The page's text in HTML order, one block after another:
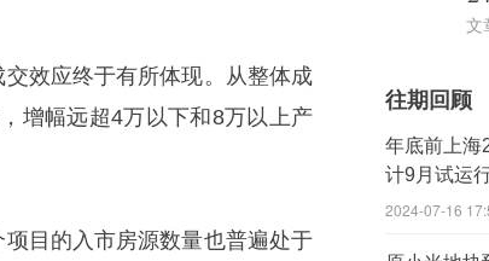
效应终于有所体现。从整体成
增幅远超4万以下和8万以上产
目的入市房源数量也普遍处于
文
往期回顾
年底前上海
计9月试运
2024-07-16